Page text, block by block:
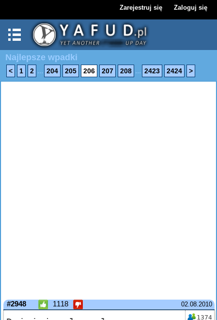
Zarejestruj się Zaloguj się
Najlepsze wpadki
< 1 2 ... 204 205 206 207 208 ... 2423 2424 >
02.08.2010
#2948 1118
1374